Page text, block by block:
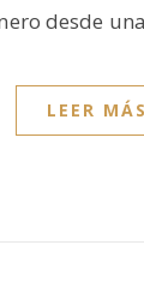
desde
LEER MÁS